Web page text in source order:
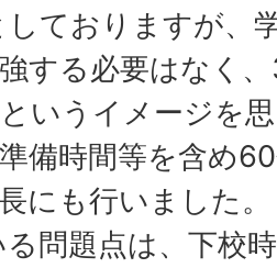
ておりますが、
する必要はなく
いうイメージを
備時間等を含め
にも行いました。
問題点は、下校